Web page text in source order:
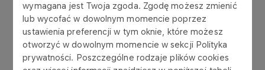
wymagana jest Twoja zgoda. Zgodę możesz zmienić
lub wycofać w dowolnym momencie poprzez
ustawienia preferencji w tym oknie, które możesz
otworzyć w dowolnym momencie w sekcji Polityka
prywatności. Poszczególne rodzaje plików cookies
AKTUALNOŚCI 18.11.2021
SEALING – nowy
zbiornikowiec na złożu B8